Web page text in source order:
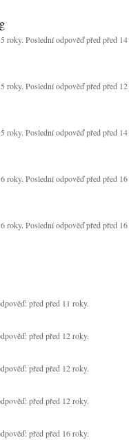
roky. Poslední odpověď před před 14
roky. Poslední odpověď před před 12
roky. Poslední odpověď před před 14
roky. Poslední odpověď před před 16
roky. Poslední odpověď před před 16
před před 11 roky.
před před 12 roky.
před před 12 roky.
před před 12 roky.
před před 16 roky.